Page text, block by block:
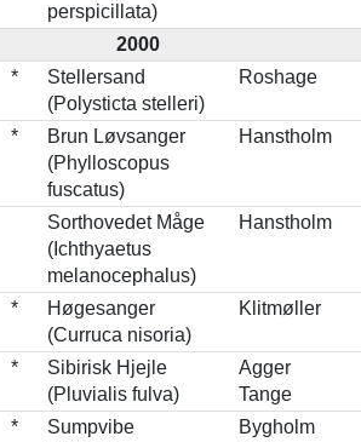
perspicillata)
2000
*
Stellersand
(Polysticta stelleri)
Roshage
*
Brun Løvsanger
(Phylloscopus
fuscatus)
Hanstholm
Sorthovedet Måge
(Ichthyaetus
melanocephalus)
Hanstholm
*
Høgesanger
(Curruca nisoria)
Klitmøller
*
Sibirisk Hjejle
(Pluvialis fulva)
Agger
Tange
*
Sumpvibe
Bygholm